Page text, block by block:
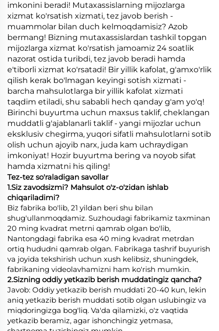
imkonini beradi! Mutaxassislarning mijozlarga
xizmat ko'rsatish xizmati, tez javob berish -
muammolar bilan duch kelmoqdamisiz? Azob
bermang! Bizning mutaxassislardan tashkil topgan
mijozlarga xizmat ko'rsatish jamoamiz 24 soatlik
nazorat ostida turibdi, tez javob beradi hamda
e'tiborli xizmat ko'rsatadi! Bir yillik kafolat, g'amxo'rlik
qilish kerak bo'lmagan keyingi sotish xizmati -
barcha mahsulotlarga bir yillik kafolat xizmati
taqdim etiladi, shu sababli hech qanday g'am yo'q!
Birinchi buyurtma uchun maxsus taklif, cheklangan
muddatli g'ajablanarli taklif - yangi mijozlar uchun
eksklusiv chegirma, yuqori sifatli mahsulotlarni sotib
olish uchun ajoyib narx, juda kam uchraydigan
imkoniyat! Hozir buyurtma bering va noyob sifat
hamda xizmatni his qiling!
Tez-tez so'raladigan savollar
1.Siz zavodsizmi? Mahsulot o'z-o'zidan ishlab
chiqariladimi?
Biz fabrika bo'lib, 21 yildan beri shu bilan
shug'ullanmoqdamiz. Suzhoudagi fabrikamiz taxminan
20 ming kvadrat metrni qamrab olgan bo'lib,
Nantongdagi fabrika esa 40 ming kvadrat metrdan
ortiq hududni qamrab olgan. Fabrikaga tashrif buyurish
va joyida tekshirish uchun xush kelibsiz, shuningdek,
fabrikaning videolavhamizni ham ko'rish mumkin.
2.Sizning oddiy yetkazib berish muddatingiz qancha?
Javob: Oddiy yetkazib berish muddati 20-40 kun, lekin
aniq yetkazib berish muddati sotib olgan uslubingiz va
miqdoringizga bog'liq. Va'da qilamizki, o'z vaqtida
yetkazib beramiz, agar ishonchingiz yetmasa,